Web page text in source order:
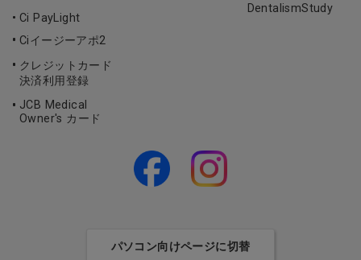
Ci PayLight
Ciイージーアポ2
クレジットカード
決済利用登録
JCB Medical
Owner's カード
DentalismStudy
パソコン向けページに切替